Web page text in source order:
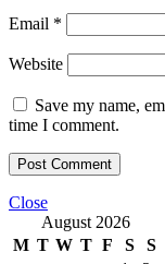
Email *
Website
Save my name,
time I comment.
Close
August 2026
M T W T F S
S